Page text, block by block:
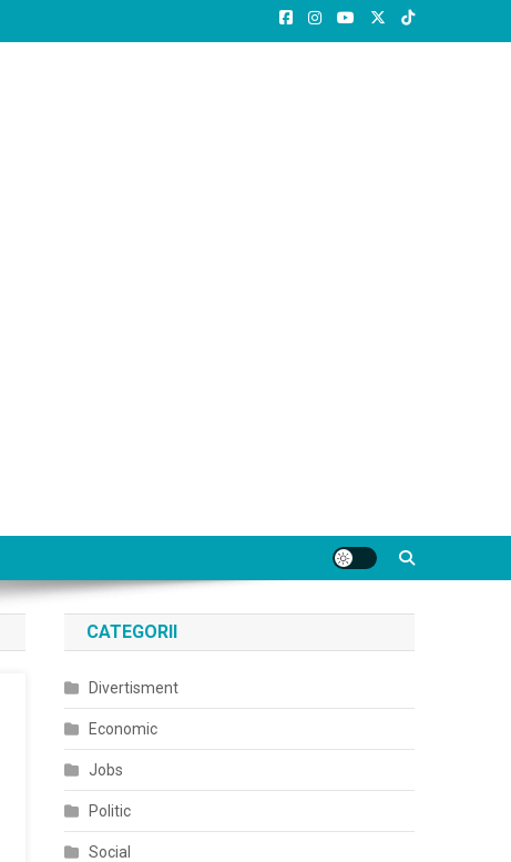
CATEGORII
Divertisment
Economic
Jobs
Politic
Social